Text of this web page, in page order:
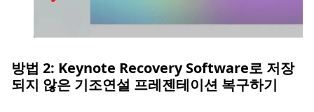
방법 2: Keynote Recovery Software로 저장
되지 않은 기조연설 프레젠테이션 복구하기